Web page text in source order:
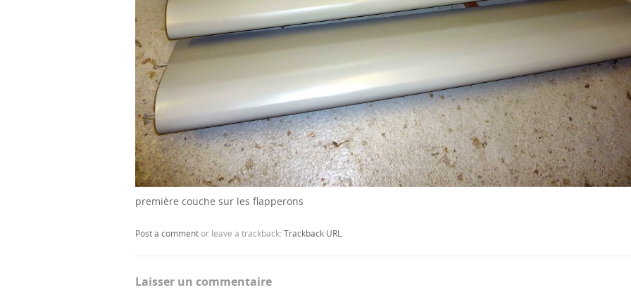
première couche sur les flapperons
Post a commentor leave a trackback: Trackback URL.
Laisser un commentaire